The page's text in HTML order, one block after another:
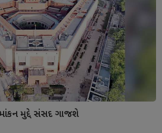
મુદ્દે સંસદ ગાજશે